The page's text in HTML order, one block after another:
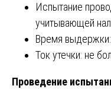
Испытание
учитывающей
Время
Ток утечки: не
Проведение